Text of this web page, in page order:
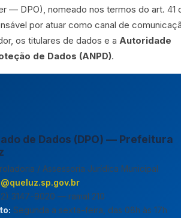
— DPO), nomeado nos termos do art. 41
por atuar como canal de
os titulares de dados e a Autoridade
de Dados (ANPD).
de Dados (DPO) — Prefeitura
/ Assessoria Jurídica Municipal
3147-9020 — ramal 210
Segunda a sexta-feira, das 08h às 17h